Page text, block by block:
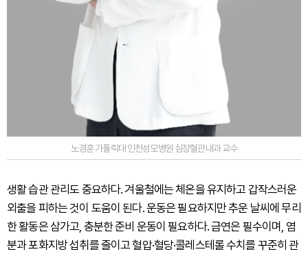
노경훈 가톨릭대 인천성모병원 심장혈관내과 교수
생활 습관 관리도 중요하다. 겨울철에는 체온을 유지하고 갑작스러운
외출을 피하는 것이 도움이 된다. 운동은 필요하지만 추운 날씨에 무리
한 활동은 삼가고, 충분한 준비 운동이 필요하다. 금연은 필수이며, 염
분과 포화지방 섭취를 줄이고 혈압·혈당·콜레스테롤 수치를 꾸준히 관